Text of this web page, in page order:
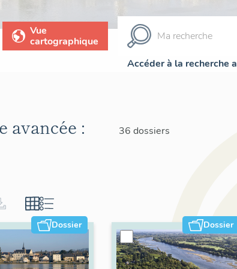
Vue
cartographique
Accéder à la recherche
avancée : 36 dossiers
Dossier Dossier